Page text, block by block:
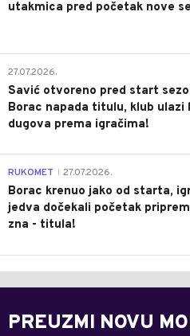
utakmica pred početak nove
27.07.2026.
Savić otvoreno pred start
Borac napada titulu, klub ulazi
dugova prema igračima!
RUKOMET 27.07.2026.
Borac krenuo jako od starta,
jedva dočekali početak
zna - titula!
PREUZMI NOVU